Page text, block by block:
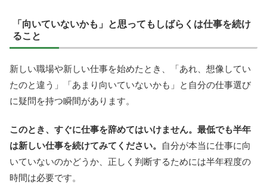
「向いていないかも」と思ってもしばらくは仕事を続け
ること
新しい職場や新しい仕事を始めたとき、「あれ、想像してい
たのと違う」「あまり向いていないかも」と自分の仕事選び
に疑問を持つ瞬間があります。
このとき、すぐに仕事を辞めてはいけません。最低でも半年
は新しい仕事を続けてみてください。
自分が本当に仕事に向
いていないのかどうか、正しく判断するためには半年程度の
時間は必要です。